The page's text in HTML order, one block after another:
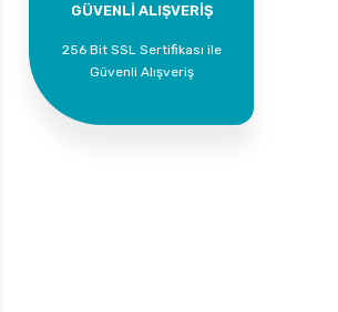
Supta Çamaşır Yumuşatıcı Bahar Kokulu 5 LT
GÜVENLİ ALIŞVERİŞ
256 Bit SSL Sertifikası ile
Güvenli Alışveriş